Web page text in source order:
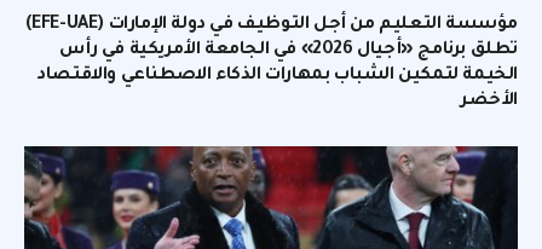
مؤسسة التعليم من أجل التوظيف في دولة الإمارات (EFE-UAE)
تطلق برنامج «أجيال 2026» في الجامعة الأمريكية في رأس
الخيمة لتمكين الشباب بمهارات الذكاء الاصطناعي والاقتصاد
الأخضر